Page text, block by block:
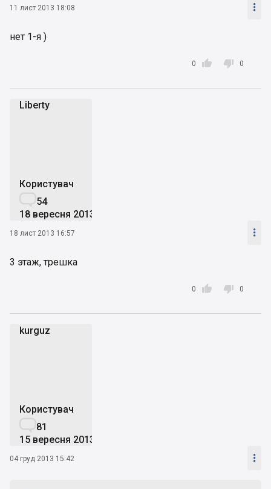
11 лист 2013 18:08 
нет 1-я )

0  0
Liberty
Користувач
54
18 вересня 2013
18 лист 2013 16:57 
3 этаж, трешка

0  0
kurguz
Користувач
81
15 вересня 2013
04 груд 2013 15:42 